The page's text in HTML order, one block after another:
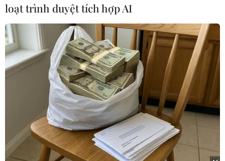
trì bám biển, tổ chức sản xuất đạt hiệu quả cao
nhất./.
(TTXVN/Vietnam+)
loạt trình duyệt tích hợp AI